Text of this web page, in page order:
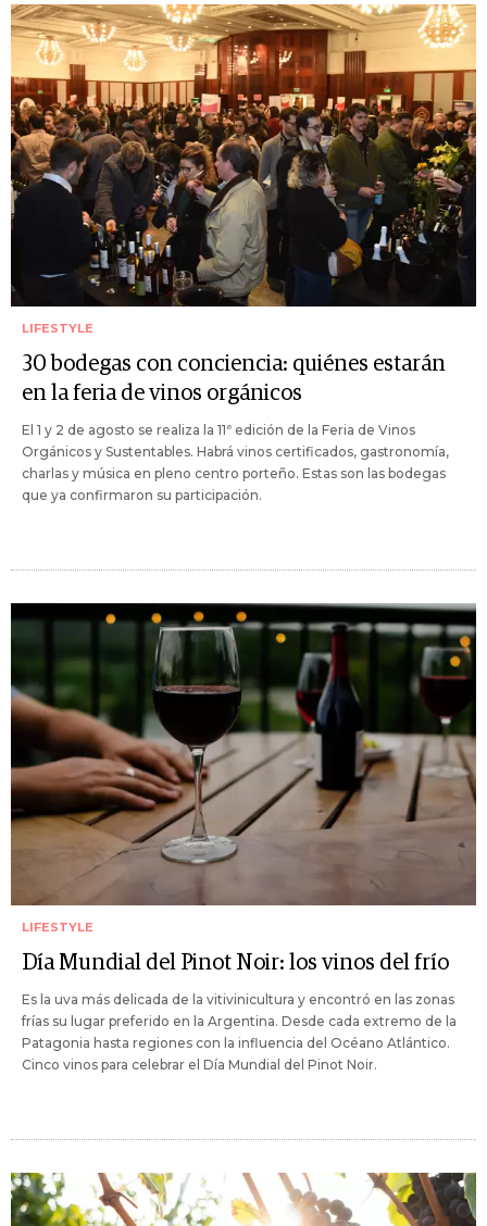
LIFESTYLE
30 bodegas con conciencia: quiénes estarán
en la feria de vinos orgánicos
El 1 y 2 de agosto se realiza la 11ª edición de la Feria de Vinos
Orgánicos y Sustentables. Habrá vinos certificados, gastronomía,
charlas y música en pleno centro porteño. Estas son las bodegas
que ya confirmaron su participación.
LIFESTYLE
Día Mundial del Pinot Noir: los vinos del frío
Es la uva más delicada de la vitivinicultura y encontró en las zonas
frías su lugar preferido en la Argentina. Desde cada extremo de la
Patagonia hasta regiones con la influencia del Océano Atlántico.
Cinco vinos para celebrar el Día Mundial del Pinot Noir.